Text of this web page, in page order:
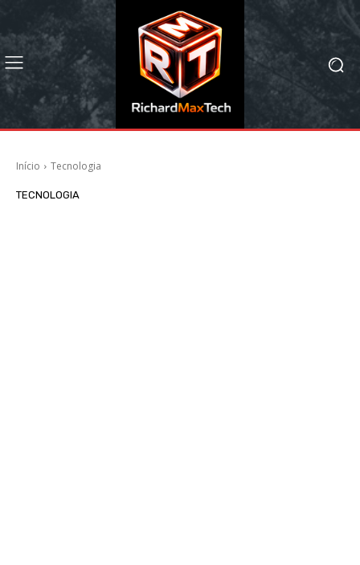
Início Tecnologia
TECNOLOGIA